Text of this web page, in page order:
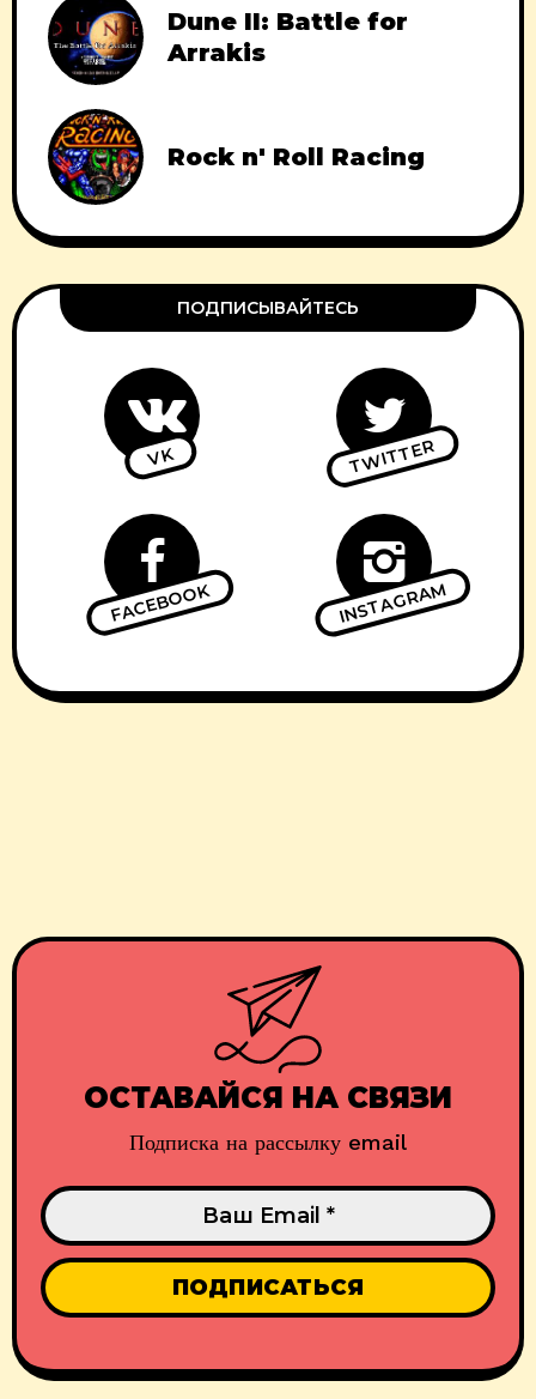
Dune II: Battle for
Arrakis
Rock n' Roll Racing
ПОДПИСЫВАЙТЕСЬ
VK TWITTER
FACEBOOK INSTAGRAM
ОСТАВАЙСЯ НА СВЯЗИ
Подписка на рассылку email